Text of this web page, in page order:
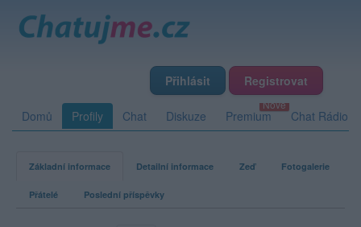
Přihlásit Registrovat
Domů Profily Chat Diskuze Premium Chat Rádio
Základní informace Detailní informace Zeď Fotogalerie
Přátelé Poslední příspěvky